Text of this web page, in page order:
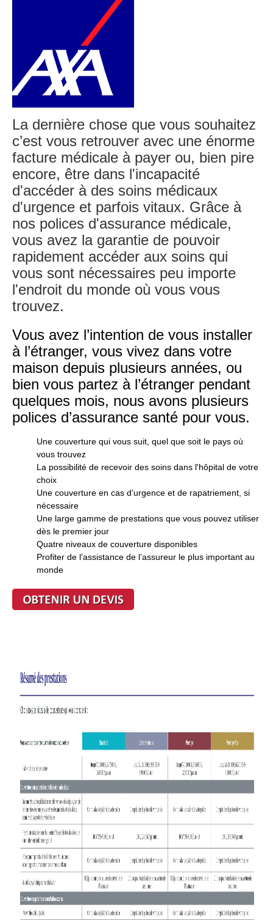
La dernière chose que vous souhaitez
c’est vous retrouver avec une énorme
facture médicale à payer ou, bien pire
encore, être dans l'incapacité
d'accéder à des soins médicaux
d'urgence et parfois vitaux. Grâce à
nos polices d'assurance médicale,
vous avez la garantie de pouvoir
rapidement accéder aux soins qui
vous sont nécessaires peu importe
l'endroit du monde où vous vous
trouvez.
Vous avez l’intention de vous installer
à l’étranger, vous vivez dans votre
maison depuis plusieurs années, ou
bien vous partez à l’étranger pendant
quelques mois, nous avons plusieurs
polices d’assurance santé pour vous.
Une couverture qui vous suit, quel que soit le pays où
vous trouvez
La possibilité de recevoir des soins dans l'hôpital de votre
choix
Une couverture en cas d’urgence et de rapatriement, si
nécessaire
Une large gamme de prestations que vous pouvez utiliser
dès le premier jour
Quatre niveaux de couverture disponibles
Profiter de l’assistance de l’assureur le plus important au
monde